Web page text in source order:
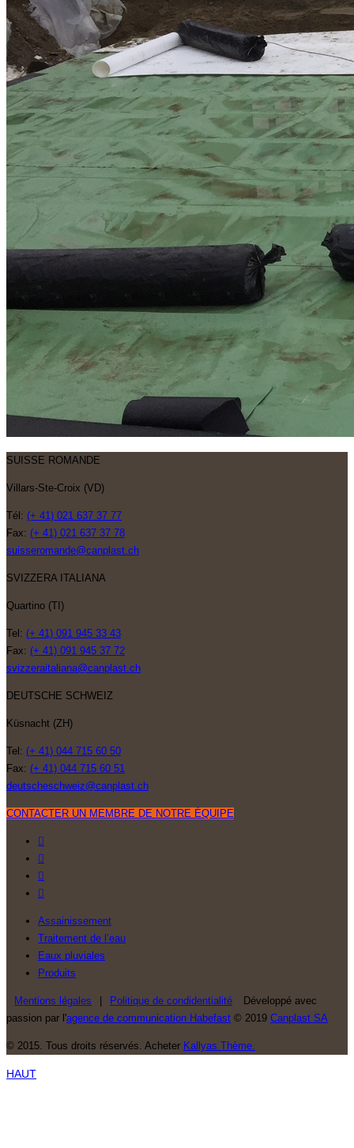
SUISSE ROMANDE
Villars-Ste-Croix (VD)
Tél: (+ 41) 021 637 37 77
Fax: (+ 41) 021 637 37 78
suisseromande@canplast.ch
SVIZZERA ITALIANA
Quartino (TI)
Tel: (+ 41) 091 945 33 43
Fax: (+ 41) 091 945 37 72
svizzeraitaliana@canplast.ch
DEUTSCHE SCHWEIZ
Küsnacht (ZH)
Tel: (+ 41) 044 715 60 50
Fax: (+ 41) 044 715 60 51
deutscheschweiz@canplast.ch
CONTACTER UN MEMBRE DE NOTRE ÉQUIPE
Assainissement
Traitement de l’eau
Eaux pluviales
Produits
Mentions légales Politique de condidentialité
Développé avec
passion par l'agence de communication Habefast © 2019 Canplast SA
© 2015. Tous droits réservés. Acheter Kallyas Thème.
HAUT